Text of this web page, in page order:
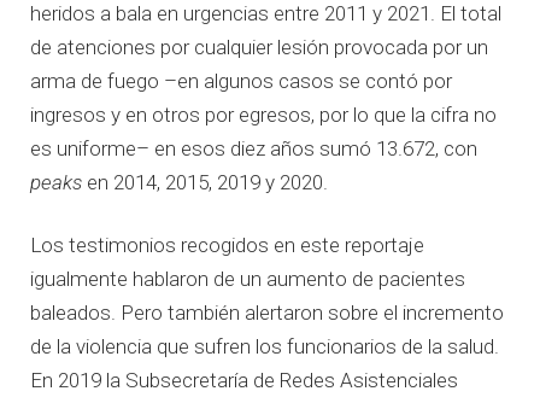
heridos a bala en urgencias entre 2011 y 2021. El total
de atenciones por cualquier lesión provocada por un
arma de fuego –en algunos casos se contó por
ingresos y en otros por egresos, por lo que la cifra no
es uniforme– en esos diez años sumó 13.672, con
peaks en 2014, 2015, 2019 y 2020.
Los testimonios recogidos en este reportaje
igualmente hablaron de un aumento de pacientes
baleados. Pero también alertaron sobre el incremento
de la violencia que sufren los funcionarios de la salud.
En 2019 la Subsecretaría de Redes Asistenciales